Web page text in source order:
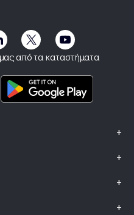
από τα καταστήματα
+
+
+
+
FCA)